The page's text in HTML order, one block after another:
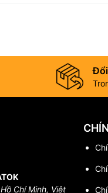
Chí Minh, Việt